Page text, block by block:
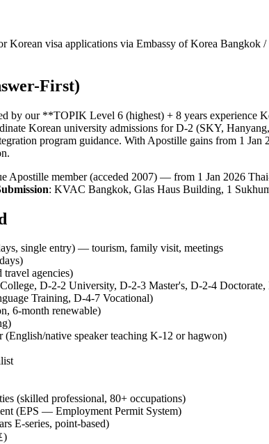
Korean visa applications via Embassy of Korea
First)
by our **TOPIK Level 6 (highest) + 8 years
Korean university admissions for D-2 (SKY,
program guidance. With Apostille gains from 1
Apostille member (acceded 2007) — from 1 Jan 2026
: KVAC Bangkok, Glas Haus Building, 1
single entry) — tourism, family visit, meetings
travel agencies)
D-2-2 University, D-2-3 Master's, D-2-4
Training, D-4-7 Vocational)
6-month renewable)
(English/native speaker teaching K-12 or hagwon)
(skilled professional, 80+ occupations)
(EPS — Employment Permit System)
E-series, point-based)
)